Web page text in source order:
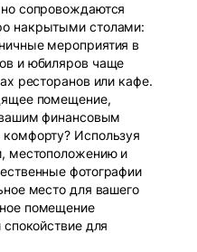
сопровождаются
накрытыми столами:
мероприятия в
и юбиляров чаще
ресторанов или кафе.
помещение,
вашим финансовым
Используя
местоположению и
фотографии
место для вашего
помещение
для